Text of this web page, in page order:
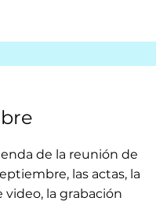
de la reunión de
las actas, la
video, la grabación